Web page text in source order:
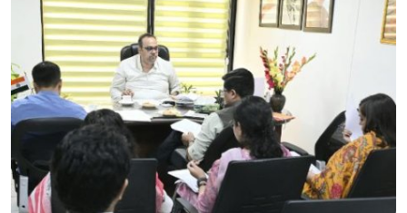
अंतराष्ट्रीय
राजनीति
खेल
Epaper
धर्म